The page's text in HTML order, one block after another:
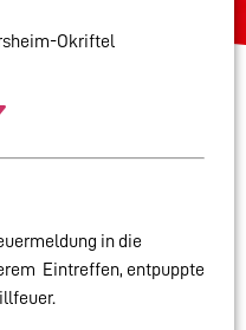
Okriftel
in die
Eintreffen, entpuppte